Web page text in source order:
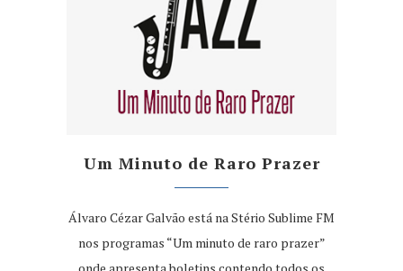
Um Minuto de Raro Prazer
Álvaro Cézar Galvão está na Stério Sublime FM
nos programas “Um minuto de raro prazer”